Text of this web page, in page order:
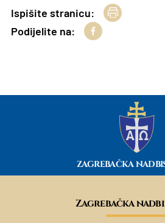
Ispišite stranicu:
Podijelite na:
ZAGREBAČKA
Zagrebačka